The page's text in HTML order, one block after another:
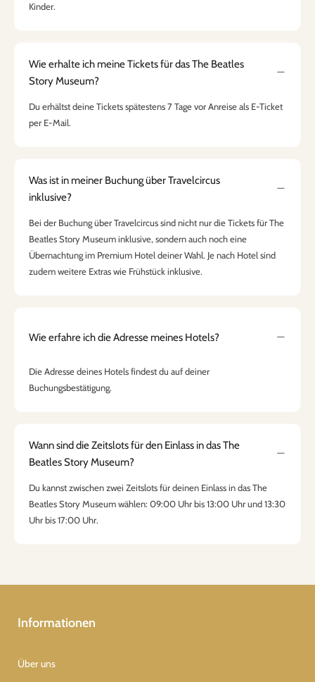
Kinder.
Wie erhalte ich meine Tickets für das The Beatles
Story Museum?
Du erhältst deine Tickets spätestens 7 Tage vor Anreise als E-Ticket
per E-Mail.
Was ist in meiner Buchung über Travelcircus
inklusive?
Bei der Buchung über Travelcircus sind nicht nur die Tickets für The
Beatles Story Museum inklusive, sondern auch noch eine
Übernachtung im Premium Hotel deiner Wahl. Je nach Hotel sind
zudem weitere Extras wie Frühstück inklusive.
Wie erfahre ich die Adresse meines Hotels?
Die Adresse deines Hotels findest du auf deiner
Buchungsbestätigung.
Wann sind die Zeitslots für den Einlass in das The
Beatles Story Museum?
Du kannst zwischen zwei Zeitslots für deinen Einlass in das The
Beatles Story Museum wählen: 09:00 Uhr bis 13:00 Uhr und 13:30
Uhr bis 17:00 Uhr.
Informationen
Über uns